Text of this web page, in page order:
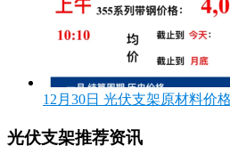
12月30日 光伏支架原材料价
光伏支架推荐资讯